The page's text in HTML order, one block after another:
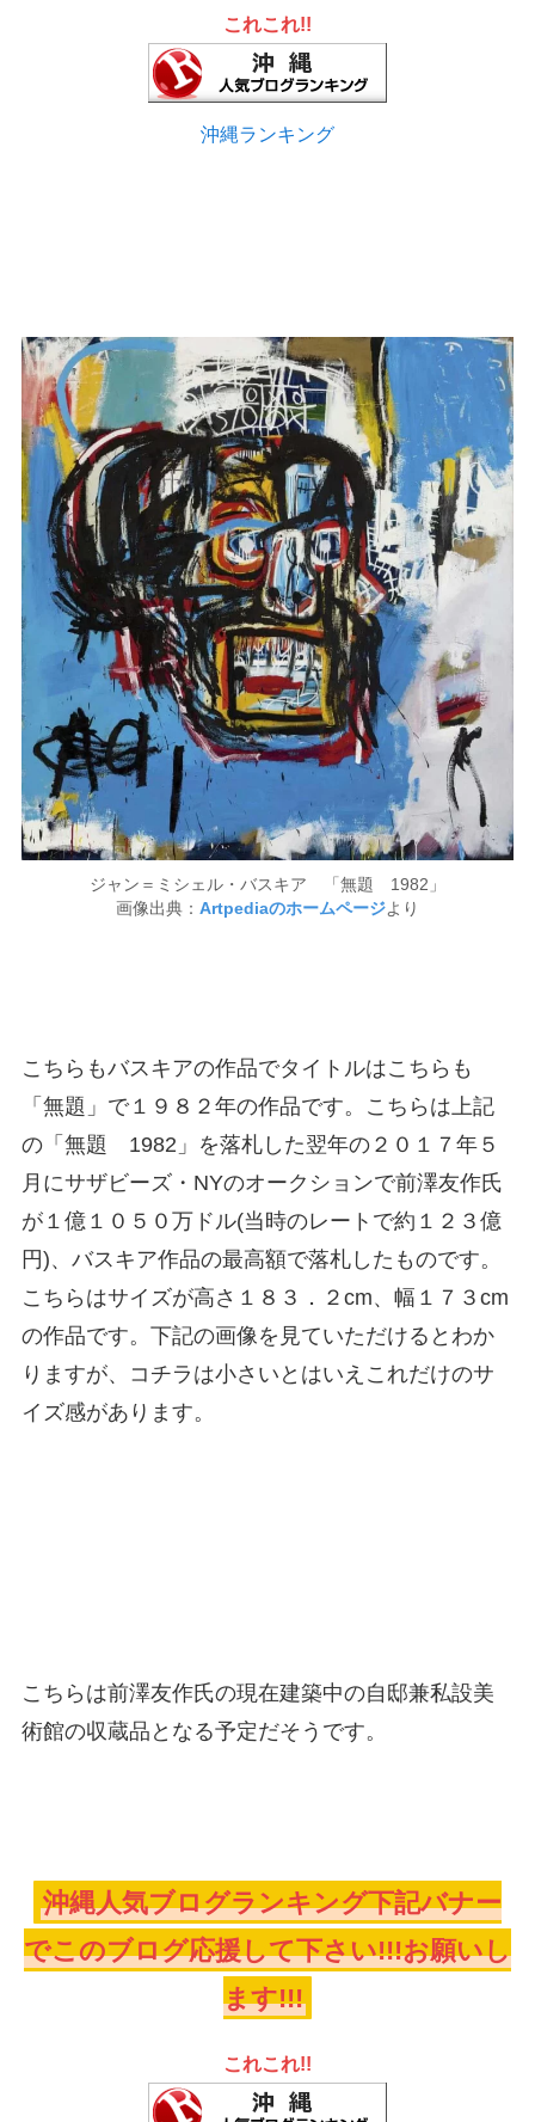
これこれ!!
沖縄ランキング
ジャン＝ミシェル・バスキア 「無題 1982」
画像出典： Artpediaのホームページより
こちらもバスキアの作品でタイトルはこちらも
「無題」で１９８２年の作品です。こちらは上記
の「無題 1982」を落札した翌年の２０１７年５
月にサザビーズ・NYのオークションで前澤友作氏
が１億１０５０万ドル(当時のレートで約１２３億
円)、バスキア作品の最高額で落札したものです。
こちらはサイズが高さ１８３．２cm、幅１７３cm
の作品です。下記の画像を見ていただけるとわか
りますが、コチラは小さいとはいえこれだけのサ
イズ感があります。
こちらは前澤友作氏の現在建築中の自邸兼私設美
術館の収蔵品となる予定だそうです。
沖縄人気ブログランキング下記バナー
でこのブログ応援して下さい!!!お願いし
ます!!!
これこれ!!